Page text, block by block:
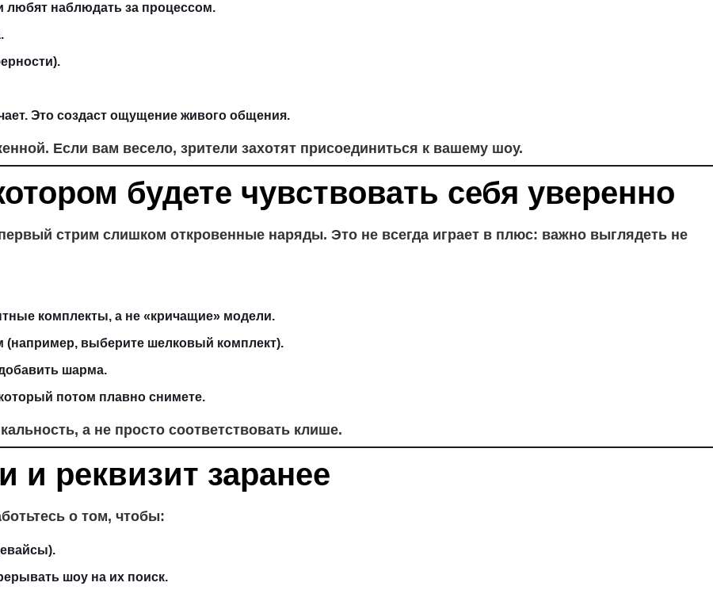
любят наблюдать за процессом.
Это создаст ощущение живого общения.
Если вам весело, зрители захотят присоединиться к вашему шоу.
будете чувствовать себя уверенно
стрим слишком откровенные наряды. Это не всегда играет в плюс: важно выглядеть не
комплекты, а не «кричащие» модели.
выберите шелковый комплект).
шарма.
который потом плавно снимете.
а не просто соответствовать клише.
и реквизит заранее
о том, чтобы:
шоу на их поиск.